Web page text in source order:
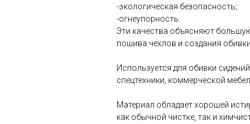
-экологическая безопасность;
-огнеупорность.
Эти качества объясняют
пошива чехлов и создания
Используется для обивки
спецтехники, коммерческой
Материал обладает хорошей
как обычной чистке, так и